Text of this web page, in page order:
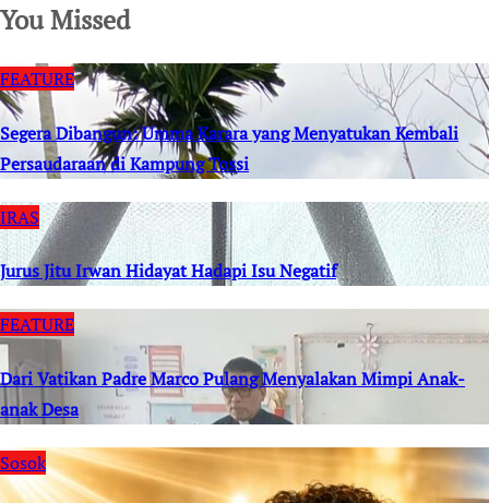
You Missed
FEATURE
Segera Dibangun: Umma Karara yang Menyatukan Kembali
Persaudaraan di Kampung Tossi
IRAS
Jurus Jitu Irwan Hidayat Hadapi Isu Negatif
FEATURE
Dari Vatikan Padre Marco Pulang Menyalakan Mimpi Anak-
anak Desa
Sosok